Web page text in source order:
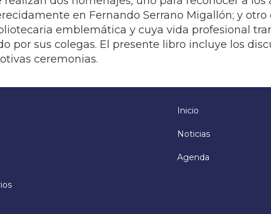
en Fernando Serrano Migallón; y otro
emblemática y cuya vida profesional
por sus colegas. El presente libro incluye los
ceremonias.
Menú
principal
Inicio
Noticias
Agenda